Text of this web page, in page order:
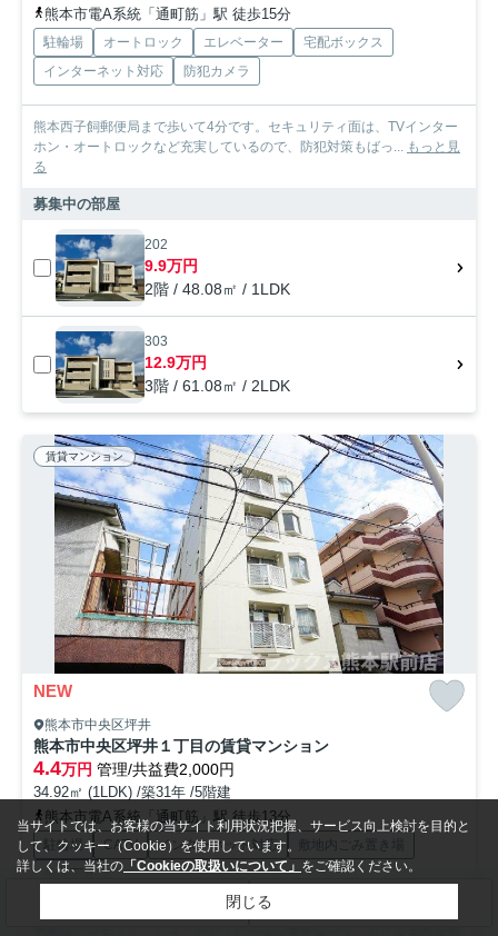
熊本市電A系統「通町筋」駅 徒歩15分
駐輪場 オートロック エレベーター
宅配ボックス
インターネット対応
防犯カメラ
熊本西子飼郵便局まで歩いて4分です。セキュリティ面は、TVインター
ホン・オートロックなど充実しているので、防犯対策もばっ... もっと見
る
募集中の部屋
202
9.9万円
2階 / 48.08㎡ / 1LDK
303
12.9万円
3階 / 61.08㎡ / 2LDK
賃貸マンション
NEW
熊本市中央区坪井
熊本市中央区坪井１丁目の賃貸マンション
4.4万円 管理/共益費2,000円
34.92㎡ (1LDK) /築31年 /5階建
熊本市電A系統「通町筋」駅 徒歩13分
駐輪場 CATV インターネット対応
敷地内ごみ置き場
公共下水
当サイトでは、お客様の当サイト利用状況把握、サービス向上検討を目的と
して、クッキー（Cookie）を使用しています。
詳しくは、当社の 「Cookieの取扱いについて」 をご確認ください。
閉じる